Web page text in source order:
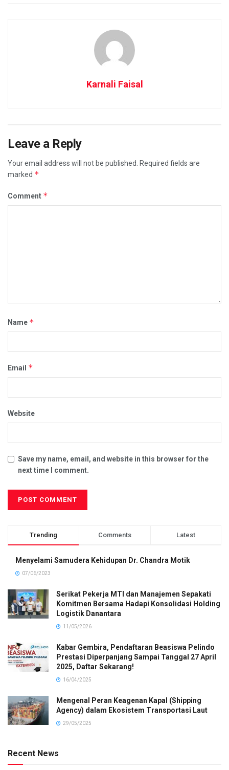
Karnali Faisal
Leave a Reply
Your email address will not be published.
Required fields are
marked *
Comment *
Name *
Email *
Website
Save my name, email, and website in this browser for the
next time I comment.
Trending Comments Latest
Menyelami Samudera Kehidupan Dr. Chandra Motik
07/06/2023
Serikat Pekerja MTI dan Manajemen Sepakati
Komitmen Bersama Hadapi Konsolidasi Holding
Logistik Danantara
11/05/2026
Kabar Gembira, Pendaftaran Beasiswa Pelindo
Prestasi Diperpanjang Sampai Tanggal 27 April
2025, Daftar Sekarang!
16/04/2025
Mengenal Peran Keagenan Kapal (Shipping
Agency) dalam Ekosistem Transportasi Laut
29/05/2025
Recent News